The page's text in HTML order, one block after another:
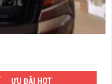
ƯU ĐÃI HOT